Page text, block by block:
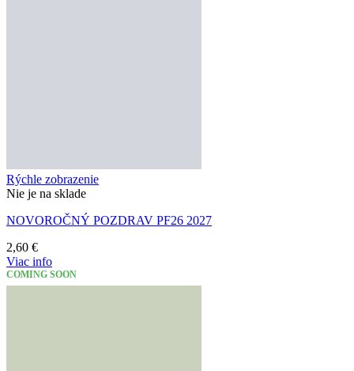
Rýchle zobrazenie
Nie je na sklade
NOVOROČNÝ POZDRAV PF26 2027
2,60 €
Viac info
COMING SOON